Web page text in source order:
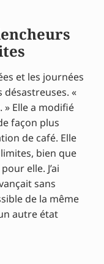
et les journées
désastreuses. «
» Elle a modifié
façon plus
de café. Elle
bien que
elle. J’ai
sans
de la même
autre état